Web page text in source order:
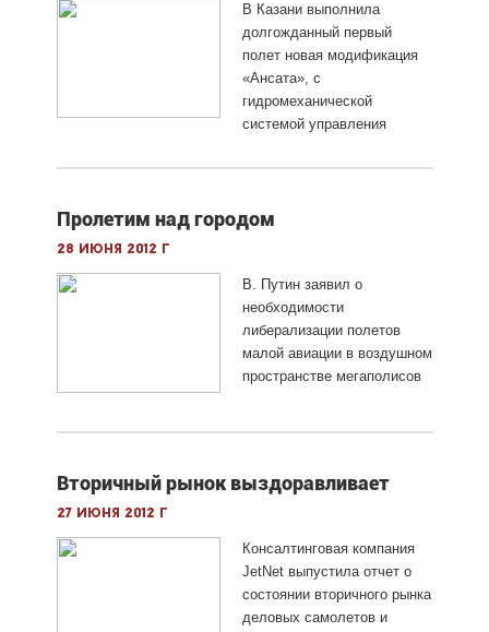
В Казани выполнила
долгожданный первый
полет новая модификация
«Ансата», с
гидромеханической
системой управления
Пролетим над городом
28 июня 2012 г
В. Путин заявил о
необходимости
либерализации полетов
малой авиации в воздушном
пространстве мегаполисов
Вторичный рынок выздоравливает
27 июня 2012 г
Консалтинговая компания
JetNet выпустила отчет о
состоянии вторичного рынка
деловых самолетов и